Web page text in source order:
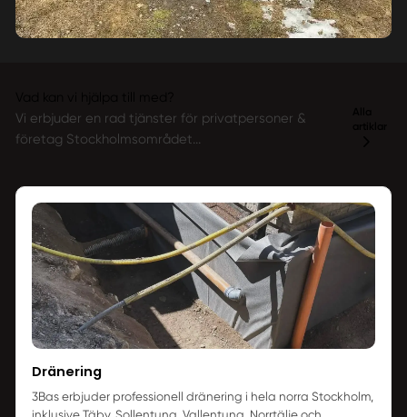
Vi erbjuder en rad tjänster för privatpersoner &
företag Stockholmsområdet...
Dränering
3Bas erbjuder professionell dränering i hela norra Stockholm,